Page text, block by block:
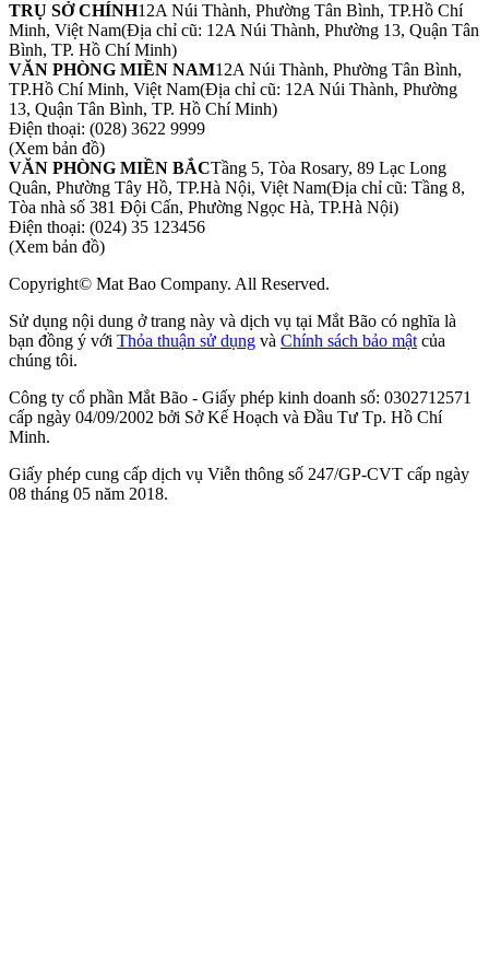
TRỤ SỞ CHÍNH12A Núi Thành, Phường Tân Bình, TP.Hồ Chí
Minh, Việt Nam(Địa chỉ cũ: 12A Núi Thành, Phường 13, Quận Tân
Bình, TP. Hồ Chí Minh)
VĂN PHÒNG MIỀN NAM12A Núi Thành, Phường Tân Bình,
TP.Hồ Chí Minh, Việt Nam(Địa chỉ cũ: 12A Núi Thành, Phường
13, Quận Tân Bình, TP. Hồ Chí Minh)
Điện thoại: (028) 3622 9999
(Xem bản đồ)
VĂN PHÒNG MIỀN BẮCTầng 5, Tòa Rosary, 89 Lạc Long
Quân, Phường Tây Hồ, TP.Hà Nội, Việt Nam(Địa chỉ cũ: Tầng 8,
Tòa nhà số 381 Đội Cấn, Phường Ngọc Hà, TP.Hà Nội)
Điện thoại: (024) 35 123456
(Xem bản đồ)
Copyright© Mat Bao Company. All Reserved.
Sử dụng nội dung ở trang này và dịch vụ tại Mắt Bão có nghĩa là
bạn đồng ý với Thỏa thuận sử dụng và Chính sách bảo mậtcủa
chúng tôi.
Công ty cổ phần Mắt Bão - Giấy phép kinh doanh số: 0302712571
cấp ngày 04/09/2002 bởi Sở Kế Hoạch và Đầu Tư Tp. Hồ Chí
Minh.
Giấy phép cung cấp dịch vụ Viễn thông số 247/GP-CVT cấp ngày
08 tháng 05 năm 2018.